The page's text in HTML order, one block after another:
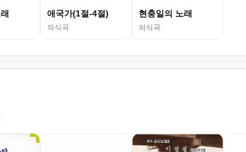
애국가(1절-4절)
의식곡
현충일의 노래
의식곡